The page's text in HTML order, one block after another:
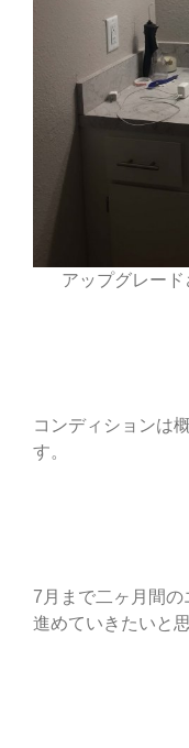
アップグレー
コンディションは
す。
7月まで二ヶ月間
進めていきたいと